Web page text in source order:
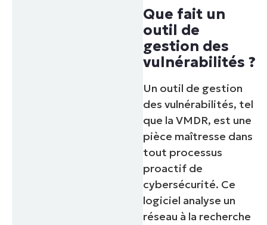
Que fait un
outil de
gestion des
vulnérabilités ?
Un outil de gestion
des vulnérabilités, tel
que la VMDR, est une
pièce maîtresse dans
tout processus
proactif de
cybersécurité. Ce
logiciel analyse un
réseau à la recherche